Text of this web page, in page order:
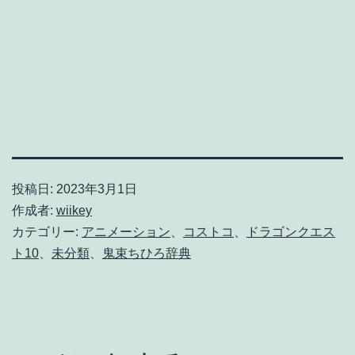
投稿日: 2023年3月1日
作成者: wiikey
カテゴリー: アニメーション コストコ
ドラゴンクエス
ト10
未分類 鬼束ちひろ辞典